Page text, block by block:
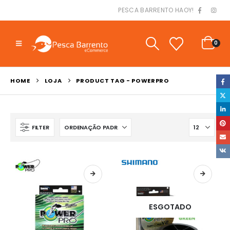
PESCA BARRENTO HAOY!
0
HOME LOJA PRODUCT TAG - POWERPRO
FILTER
ESGOTADO